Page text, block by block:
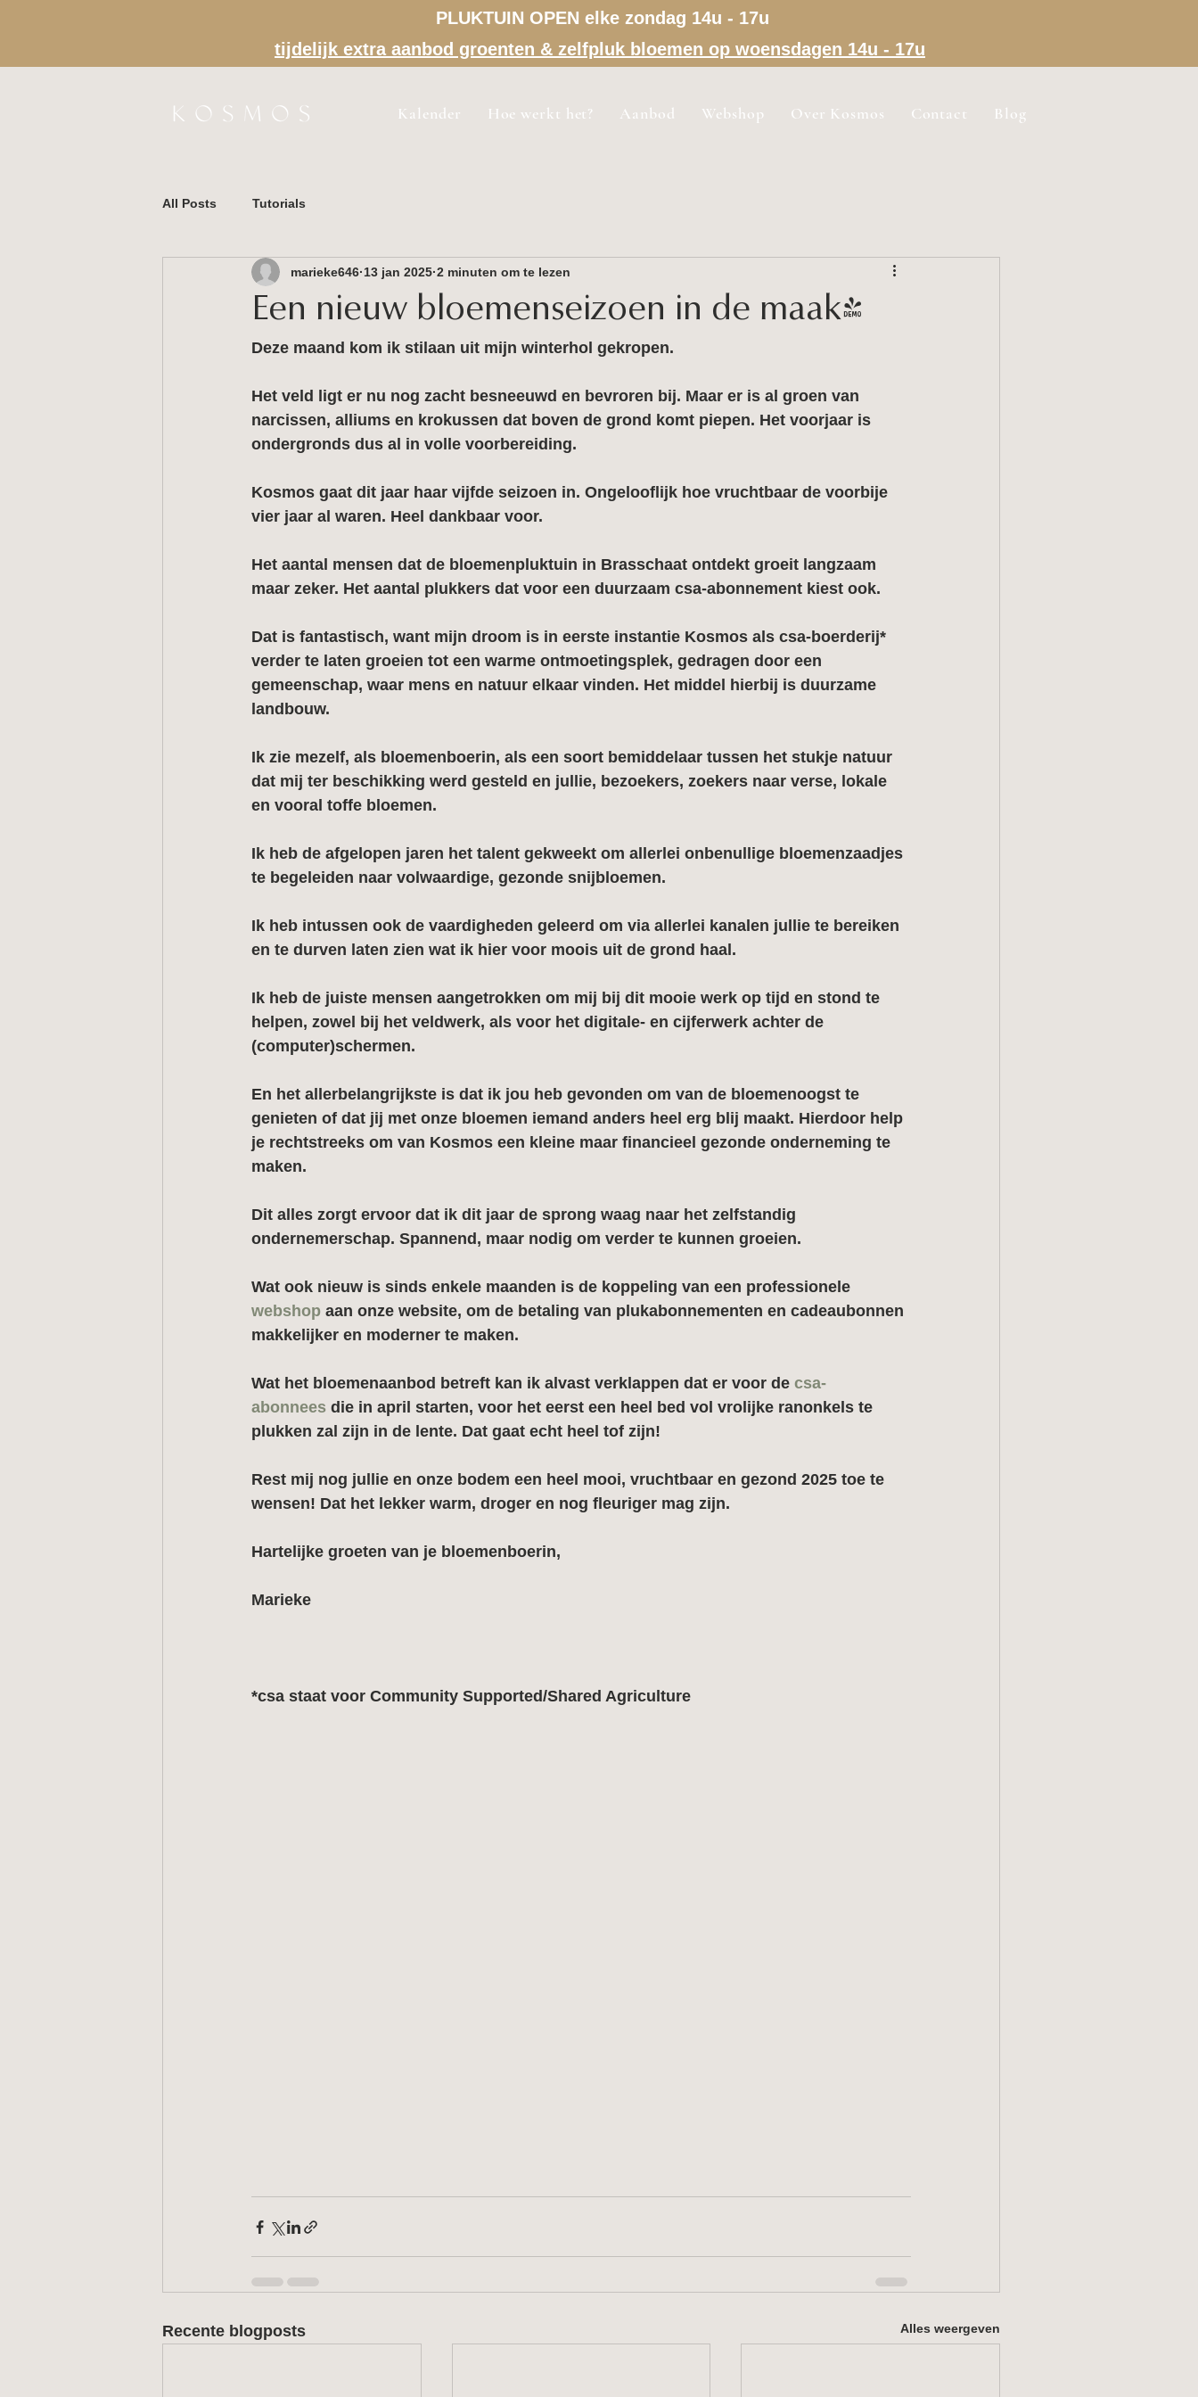
PLUKTUIN OPEN elke zondag 14u - 17u
tijdelijk extra aanbod groenten & zelfpluk bloemen op woensdagen 14u - 17u
Kalender Hoe werkt het? Aanbod Webshop Over Kosmos Contact Blog
All Posts Tutorials
Een nieuw bloemenseizoen in de maak!
marieke646 13 jan 2025 2 minuten om te lezen
Deze maand kom ik stilaan uit mijn winterhol gekropen.
Het veld ligt er nu nog zacht besneeuwd en bevroren bij. Maar er is al groen van
narcissen, alliums en krokussen dat boven de grond komt piepen. Het voorjaar is
ondergronds dus al in volle voorbereiding.
Kosmos gaat dit jaar haar vijfde seizoen in. Ongelooflijk hoe vruchtbaar de voorbije
vier jaar al waren. Heel dankbaar voor.
Het aantal mensen dat de bloemenpluktuin in Brasschaat ontdekt groeit langzaam
maar zeker. Het aantal plukkers dat voor een duurzaam csa-abonnement kiest ook.
Dat is fantastisch, want mijn droom is in eerste instantie Kosmos als csa-boerderij*
verder te laten groeien tot een warme ontmoetingsplek, gedragen door een
gemeenschap, waar mens en natuur elkaar vinden. Het middel hierbij is duurzame
landbouw.
Ik zie mezelf, als bloemenboerin, als een soort bemiddelaar tussen het stukje natuur
dat mij ter beschikking werd gesteld en jullie, bezoekers, zoekers naar verse, lokale
en vooral toffe bloemen.
Ik heb de afgelopen jaren het talent gekweekt om allerlei onbenullige bloemenzaadjes
te begeleiden naar volwaardige, gezonde snijbloemen.
Ik heb intussen ook de vaardigheden geleerd om via allerlei kanalen jullie te bereiken
en te durven laten zien wat ik hier voor moois uit de grond haal.
Ik heb de juiste mensen aangetrokken om mij bij dit mooie werk op tijd en stond te
helpen, zowel bij het veldwerk, als voor het digitale- en cijferwerk achter de
(computer)schermen.
En het allerbelangrijkste is dat ik jou heb gevonden om van de bloemenoogst te
genieten of dat jij met onze bloemen iemand anders heel erg blij maakt. Hierdoor help
je rechtstreeks om van Kosmos een kleine maar financieel gezonde onderneming te
maken.
Dit alles zorgt ervoor dat ik dit jaar de sprong waag naar het zelfstandig
ondernemerschap. Spannend, maar nodig om verder te kunnen groeien.
Wat ook nieuw is sinds enkele maanden is de koppeling van een professionele
webshop aan onze website, om de betaling van plukabonnementen en cadeaubonnen
makkelijker en moderner te maken.
Wat het bloemenaanbod betreft kan ik alvast verklappen dat er voor de csa-
abonnees die in april starten, voor het eerst een heel bed vol vrolijke ranonkels te
plukken zal zijn in de lente. Dat gaat echt heel tof zijn!
Rest mij nog jullie en onze bodem een heel mooi, vruchtbaar en gezond 2025 toe te
wensen! Dat het lekker warm, droger en nog fleuriger mag zijn.
Hartelijke groeten van je bloemenboerin,
Marieke
*csa staat voor Community Supported/Shared Agriculture
Recente blogposts Alles weergeven